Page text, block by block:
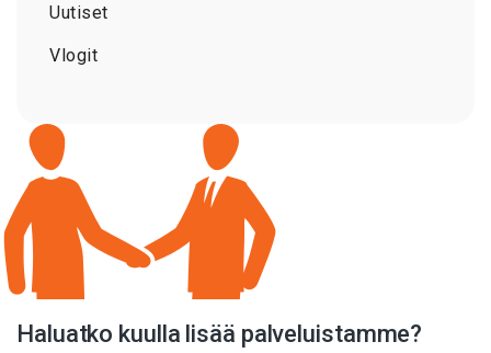
Uutiset
Vlogit
Haluatko kuulla lisää palveluistamme?